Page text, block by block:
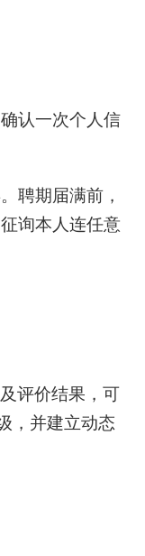
认一次个人信
聘期届满前，
询本人连任意
评价结果，可
，并建立动态